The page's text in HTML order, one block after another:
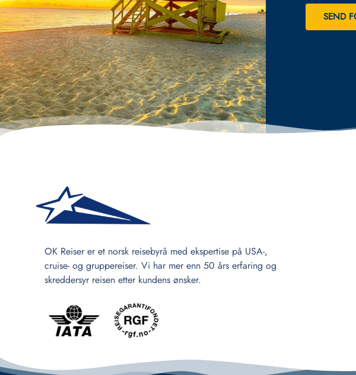
SEND
OK Reiser er et norsk reisebyrå med ekspertise på USA-,
cruise- og gruppereiser. Vi har mer enn 50 års erfaring og
skreddersyr reisen etter kundens ønsker.